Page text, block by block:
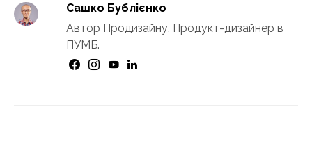
Сашко Бублієнко
Автор Продизайну. Продукт-дизайнер в
ПУМБ.